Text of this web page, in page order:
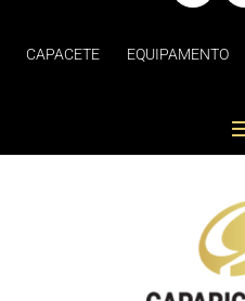
CAPACETE EQUIPAMENTO